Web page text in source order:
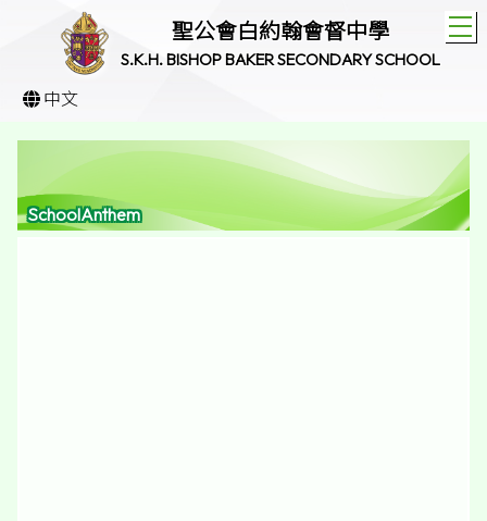
聖公會白約翰會督中學
S.K.H. BISHOP BAKER SECONDARY SCHOOL
中文
SchoolAnthem